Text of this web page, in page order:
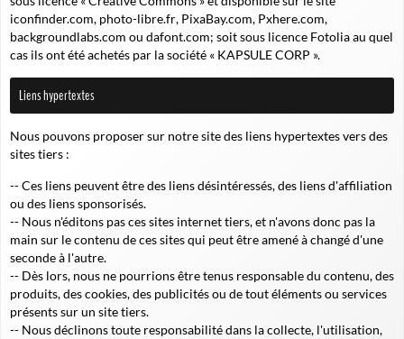
iconfinder.com, photo-libre.fr, PixaBay.com, Pxhere.com,
backgroundlabs.com ou dafont.com; soit sous licence Fotoliaau quel
cas ils ont été achetés par la société « KAPSULE CORP ».
Liens hypertextes
Nous pouvons proposer sur notre site des liens hypertextes vers des
sites tiers :
-- Ces liens peuvent être des liens désintéressés, des liens d'affiliation
ou des liens sponsorisés.
-- Nous n'éditons pas ces sites internet tiers, et n'avons donc pas la
main sur le contenu de ces sites qui peut être amené à changé d'une
seconde à l'autre.
-- Dès lors, nous ne pourrions être tenus responsable du contenu, des
produits, des cookies, des publicités ou de tout éléments ou services
présents sur un site tiers.
-- Nous déclinons toute responsabilité dans la collecte, l'utilisation,